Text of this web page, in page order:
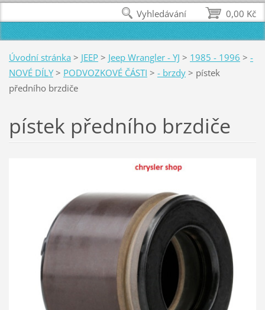
Úvodní stránka > JEEP > Jeep Wrangler - YJ > 1985 - 1996 > -
NOVÉ DÍLY > PODVOZKOVÉ ČÁSTI > - brzdy > pístek
předního brzdiče
pístek předního brzdiče
0,00 Kč
Vyhledávání